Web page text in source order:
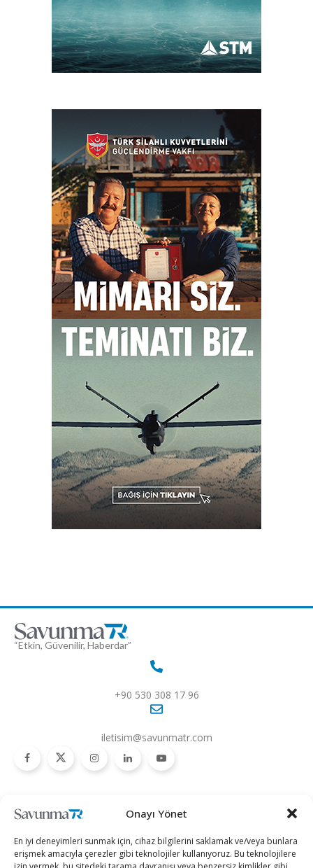
Onayı Yönet
En iyi deneyimleri sunmak için, cihaz bilgilerini saklamak ve/veya bunlara
erişmek amacıyla çerezler gibi teknolojiler kullanıyoruz. Bu teknolojilere
“Etkin, Güvenilir, Haberdar”
+90 530 308 17 96
iletisim@savunmatr.com
Savunma Sanayii
Hava Platformları
Kategoriler
Siber Güvenlik
SavunmaTR
Hakkımızda